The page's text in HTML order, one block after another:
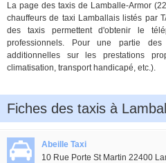
La page des taxis de Lamballe-Armor
chauffeurs de taxi Lamballais listés par
des taxis permettent d'obtenir le
professionnels. Pour une partie
additionnelles sur les prestations
climatisation, transport handicapé, etc.).
Fiches des taxis à
Abeille Taxi
10 Rue Porte St Martin 22400